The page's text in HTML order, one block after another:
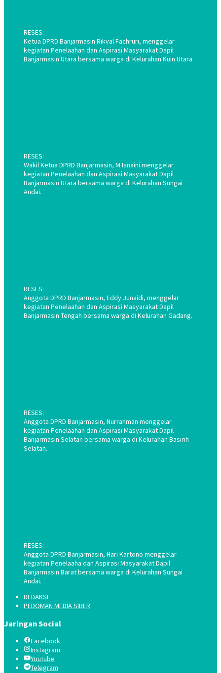
RESES:
Ketua DPRD Banjarmasin Rikval Fachruri, menggelar
kegiatan Penelaahan dan Aspirasi Masyarakat Dapil
Banjarmasin Utara bersama warga di Kelurahan Kuin Utara.
RESES:
Wakil Ketua DPRD Banjarmasin, M Isnaini menggelar
kegiatan Penelaahan dan Aspirasi Masyarakat Dapil
Banjarmasin Utara bersama warga di Kelurahan Sungai
Andai.
RESES:
Anggota DPRD Banjarmasin, Eddy Junaidi, menggelar
kegiatan Penelaahan dan Aspirasi Masyarakat Dapil
Banjarmasin Tengah bersama warga di Kelurahan Gadang.
RESES:
Anggota DPRD Banjarmasin, Nurrahman menggelar
kegiatan Penelaahan dan Aspirasi Masyarakat Dapil
Banjarmasin Selatan bersama warga di Kelurahan Basirih
Selatan.
RESES:
Anggota DPRD Banjarmasin, Hari Kartono menggelar
kegiatan Penelaaha dan Aspirasi Masyarakat Dapil
Banjarmasin Barat bersama warga di Kelurahan Sungai
Andai.
REDAKSI
PEDOMAN MEDIA SIBER
Jaringan Social
Facebook
Instagram
Youtube
Telegram